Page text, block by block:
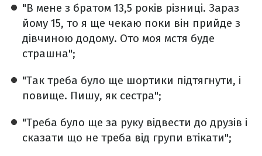
"В мене з братом 13,5 років різниці. Зараз
йому 15, то я ще чекаю поки він прийде з
дівчиною додому. Ото моя мстя буде
страшна";
"Так треба було ще шортики підтягнути, і
повище. Пишу, як сестра";
"Треба було ще за руку відвести до друзів і
сказати що не треба від групи втікати";